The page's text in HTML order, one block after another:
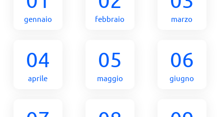
gennaio febbraio marzo
04
aprile
05
maggio
06
giugno